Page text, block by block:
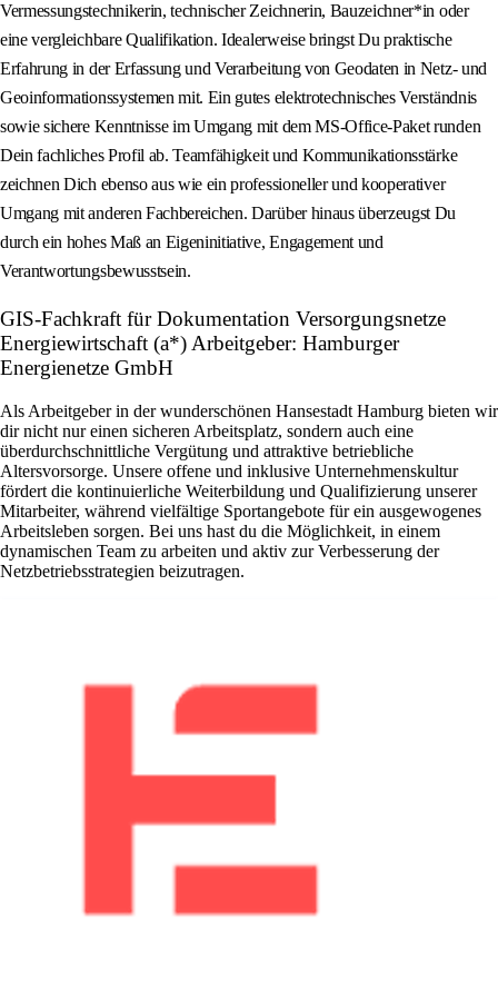
Vermessungstechnikerin, technischer Zeichnerin, Bauzeichner*in oder
eine vergleichbare Qualifikation. Idealerweise bringst Du praktische
Erfahrung in der Erfassung und Verarbeitung von Geodaten in Netz- und
Geoinformationssystemen mit. Ein gutes elektrotechnisches Verständnis
sowie sichere Kenntnisse im Umgang mit dem MS-Office-Paket runden
Dein fachliches Profil ab. Teamfähigkeit und Kommunikationsstärke
zeichnen Dich ebenso aus wie ein professioneller und kooperativer
Umgang mit anderen Fachbereichen. Darüber hinaus überzeugst Du
durch ein hohes Maß an Eigeninitiative, Engagement und
Verantwortungsbewusstsein.
GIS-Fachkraft für Dokumentation Versorgungsnetze
Energiewirtschaft (a*) Arbeitgeber: Hamburger
Energienetze GmbH
Als Arbeitgeber in der wunderschönen Hansestadt Hamburg bieten wir
dir nicht nur einen sicheren Arbeitsplatz, sondern auch eine
überdurchschnittliche Vergütung und attraktive betriebliche
Altersvorsorge. Unsere offene und inklusive Unternehmenskultur
fördert die kontinuierliche Weiterbildung und Qualifizierung unserer
Mitarbeiter, während vielfältige Sportangebote für ein ausgewogenes
Arbeitsleben sorgen. Bei uns hast du die Möglichkeit, in einem
dynamischen Team zu arbeiten und aktiv zur Verbesserung der
Netzbetriebsstrategien beizutragen.